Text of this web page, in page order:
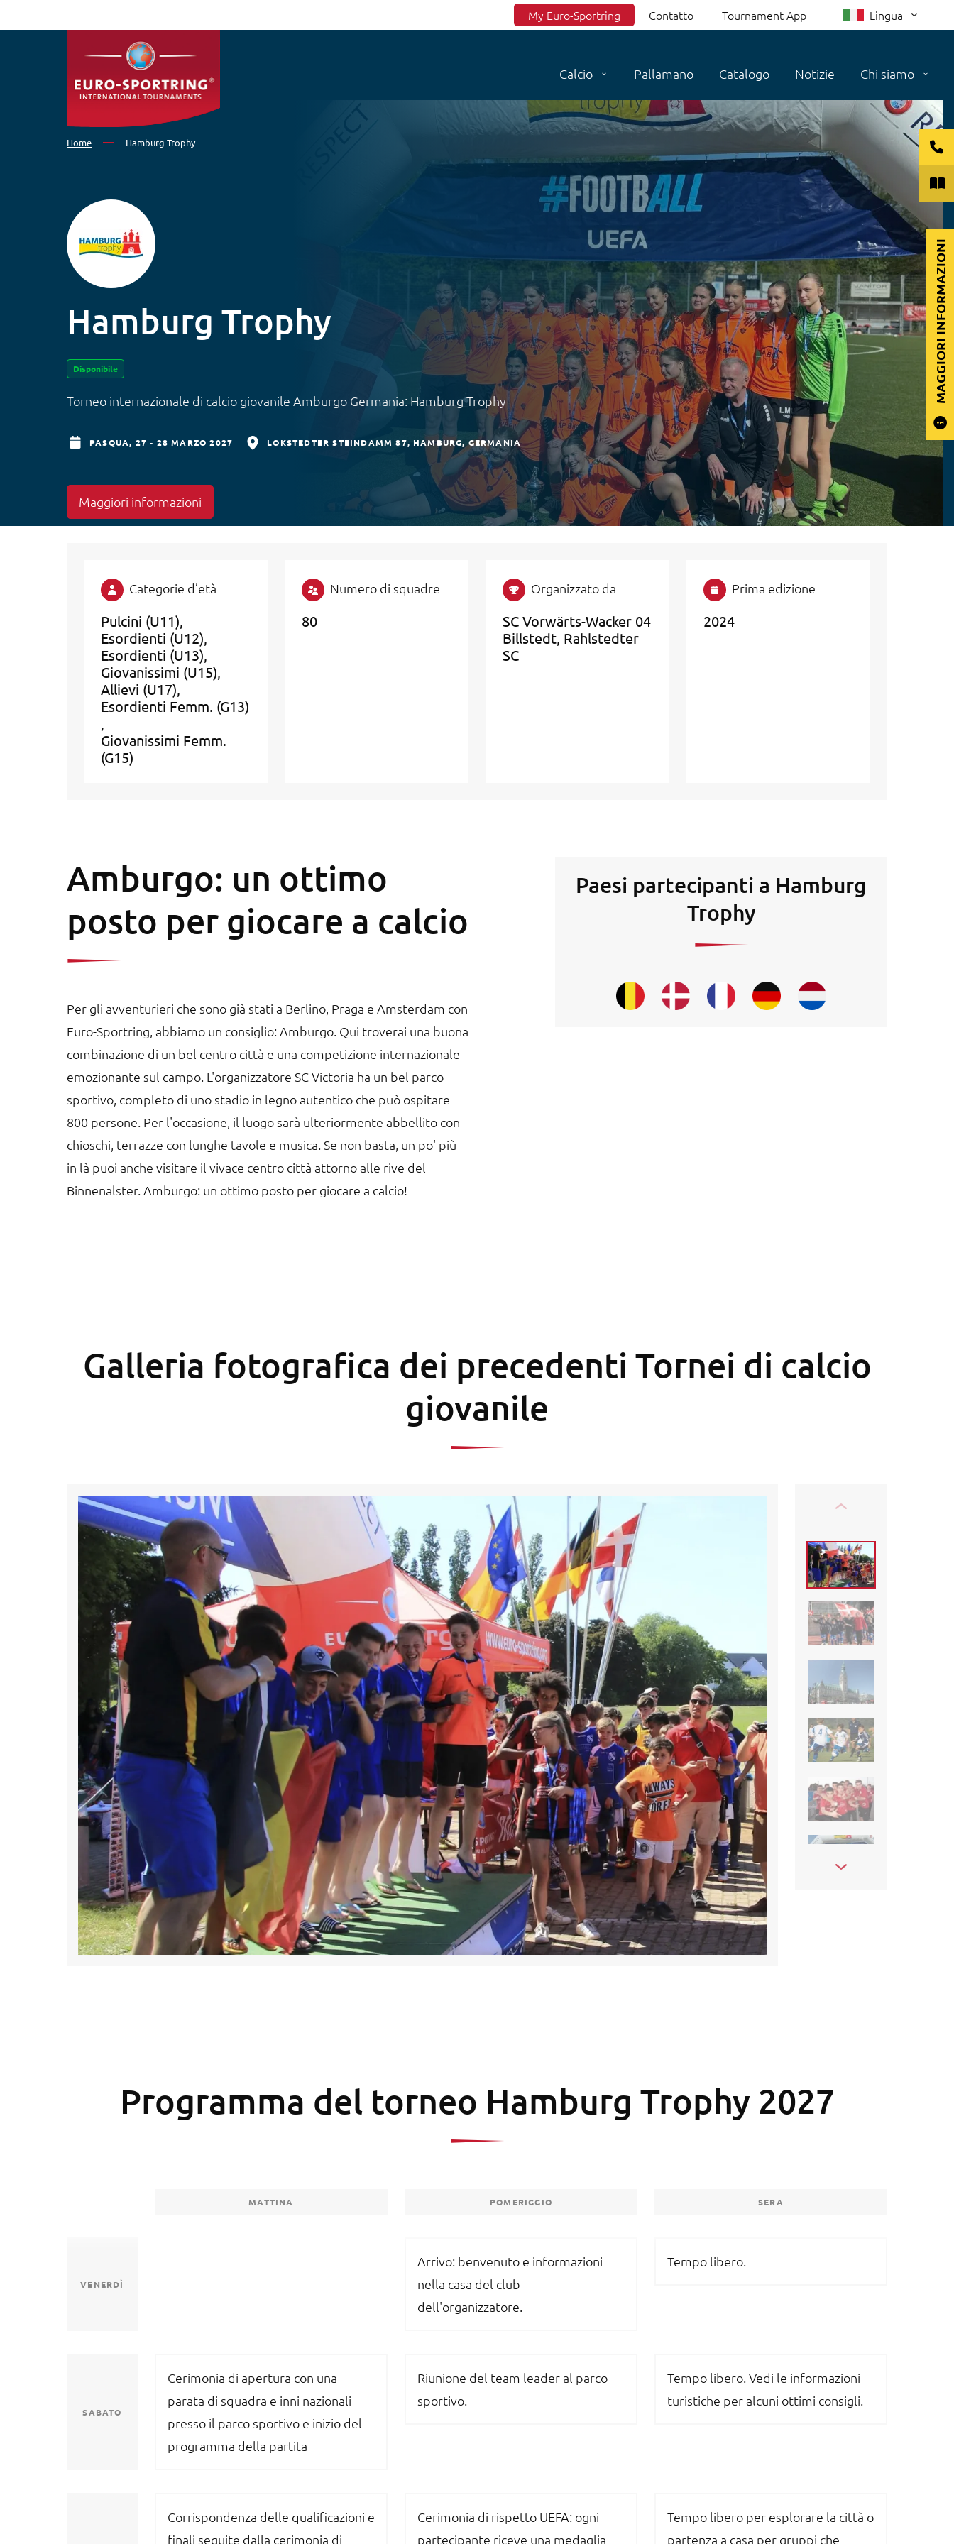
Top menu
My Euro-Sportring Contatto Tournament App Lingua
Calcio Pallamano Catalogo Notizie Chi siamo
Home Hamburg Trophy
Hamburg Trophy
Disponibile
Torneo internazionale di calcio giovanile Amburgo Germania: Hamburg Trophy
PASQUA, 27 - 28 MARZO 2027 LOKSTEDTER STEINDAMM 87 HAMBURG GERMANIA
Maggiori informazioni
Categorie d’età
Pulcini (U11)
Esordienti (U12)
Esordienti (U13)
Giovanissimi (U15)
Allievi (U17)
Esordienti Femm. (G13)
Giovanissimi Femm.
(G15)
Numero di squadre
80
Organizzato da
SC Vorwärts-Wacker 04
Billstedt, Rahlstedter
SC
Prima edizione
2024
Amburgo: un ottimo
posto per giocare a calcio
Per gli avventurieri che sono già stati a Berlino, Praga e Amsterdam con
Euro-Sportring, abbiamo un consiglio: Amburgo. Qui troverai una buona
combinazione di un bel centro città e una competizione internazionale
emozionante sul campo. L'organizzatore SC Victoria ha un bel parco
sportivo, completo di uno stadio in legno autentico che può ospitare
800 persone. Per l'occasione, il luogo sarà ulteriormente abbellito con
chioschi, terrazze con lunghe tavole e musica. Se non basta, un po' più
in là puoi anche visitare il vivace centro città attorno alle rive del
Binnenalster. Amburgo: un ottimo posto per giocare a calcio!
Paesi partecipanti a Hamburg
Trophy
Galleria fotografica dei precedenti Tornei di calcio
giovanile
Programma del torneo Hamburg Trophy 2027
MATTINA POMERIGGIO SERA
VENERDÌ
Arrivo: benvenuto e informazioni
nella casa del club
dell'organizzatore.
Tempo libero.
SABATO
Cerimonia di apertura con una
parata di squadra e inni nazionali
presso il parco sportivo e inizio del
programma della partita
Riunione del team leader al parco
sportivo.
Tempo libero. Vedi le informazioni
turistiche per alcuni ottimi consigli.
Corrispondenza delle qualificazioni e
finali seguite dalla cerimonia di
Cerimonia di rispetto UEFA: ogni
partecipante riceve una medaglia
Tempo libero per esplorare la città o
partenza a casa per gruppi che
MAGGIORI INFORMAZIONI